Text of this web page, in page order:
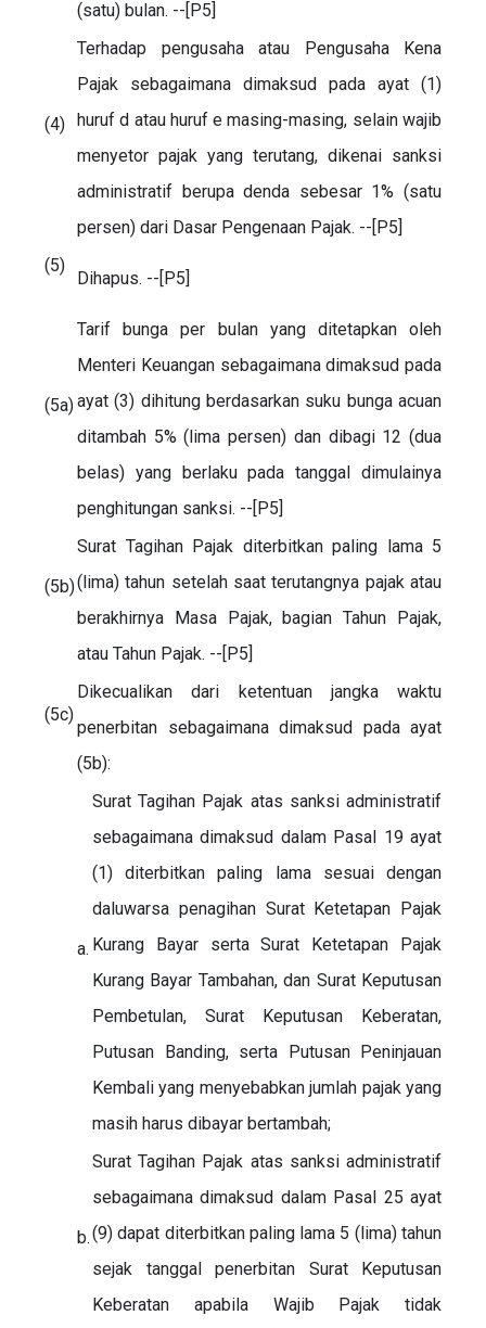
(satu) bulan. --[P5]
(4)
Terhadap pengusaha atau Pengusaha Kena
Pajak sebagaimana dimaksud pada ayat (1)
huruf d atau huruf e masing-masing, selain wajib
menyetor pajak yang terutang, dikenai sanksi
administratif berupa denda sebesar 1% (satu
persen) dari Dasar Pengenaan Pajak. --[P5]
(5)
Dihapus. --[P5]
(5a)
Tarif bunga per bulan yang ditetapkan oleh
Menteri Keuangan sebagaimana dimaksud pada
ayat (3) dihitung berdasarkan suku bunga acuan
ditambah 5% (lima persen) dan dibagi 12 (dua
belas) yang berlaku pada tanggal dimulainya
penghitungan sanksi. --[P5]
(5b)
Surat Tagihan Pajak diterbitkan paling lama 5
(lima) tahun setelah saat terutangnya pajak atau
berakhirnya Masa Pajak, bagian Tahun Pajak,
atau Tahun Pajak. --[P5]
(5c)
Dikecualikan dari ketentuan jangka waktu
penerbitan sebagaimana dimaksud pada ayat
(5b):
a.
Surat Tagihan Pajak atas sanksi administratif
sebagaimana dimaksud dalam Pasal 19 ayat
(1) diterbitkan paling lama sesuai dengan
daluwarsa penagihan Surat Ketetapan Pajak
Kurang Bayar serta Surat Ketetapan Pajak
Kurang Bayar Tambahan, dan Surat Keputusan
Pembetulan, Surat Keputusan Keberatan,
Putusan Banding, serta Putusan Peninjauan
Kembali yang menyebabkan jumlah pajak yang
masih harus dibayar bertambah;
b.
Surat Tagihan Pajak atas sanksi administratif
sebagaimana dimaksud dalam Pasal 25 ayat
(9) dapat diterbitkan paling lama 5 (lima) tahun
sejak tanggal penerbitan Surat Keputusan
Keberatan apabila Wajib Pajak tidak